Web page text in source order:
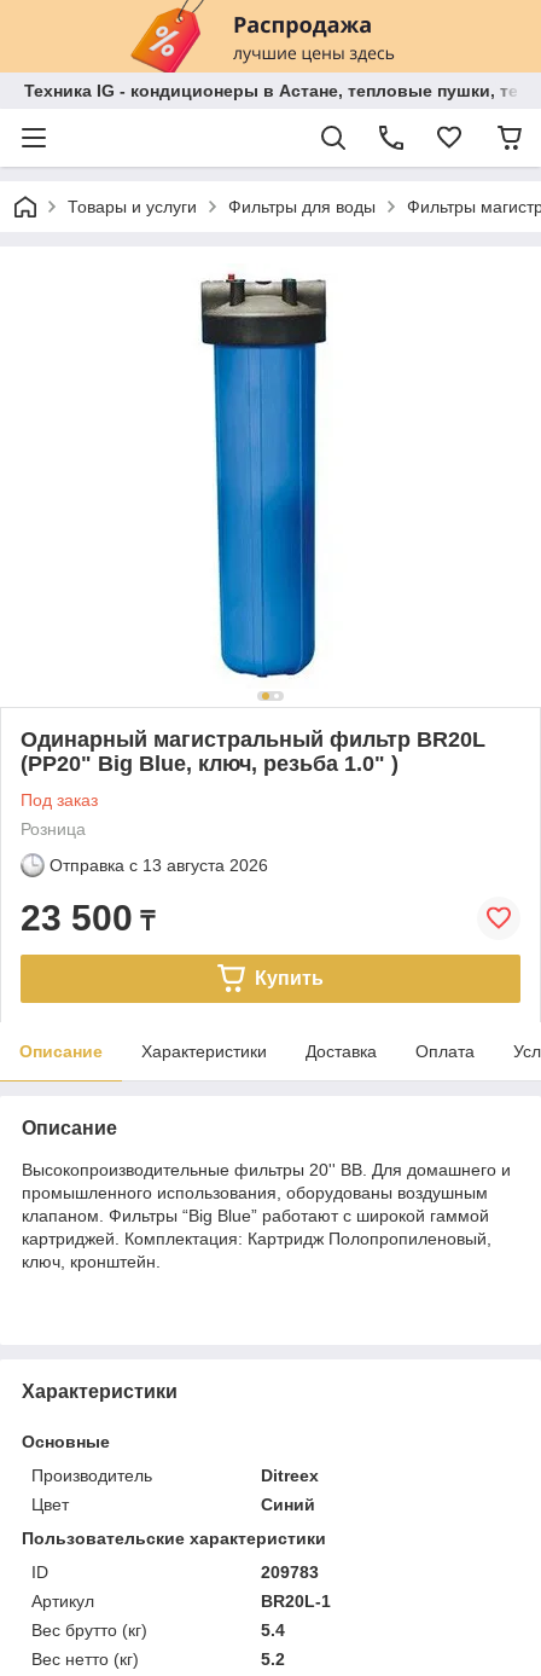
Техника IG - кондиционеры в Астане, тепловые пушки,
Товары и услуги Фильтры для воды Фильтры
Одинарный магистральный фильтр BR20L
(PP20" Big Blue, ключ, резьба 1.0" )
Под заказ
Розница
Отправка с 13 августа 2026
23 500 ₸
Купить
Описание Характеристики Доставка Оплата
Описание
Высокопроизводительные фильтры 20'' BB. Для домашнего и
промышленного использования, оборудованы воздушным
клапаном. Фильтры “Big Blue” работают с широкой гаммой
картриджей. Комплектация: Картридж Полопропиленовый,
ключ, кронштейн.
Характеристики
Основные
Производитель
Ditreex
Цвет
Синий
Пользовательские характеристики
ID
209783
Артикул
BR20L-1
Вес брутто (кг)
5.4
Вес нетто (кг)
5.2